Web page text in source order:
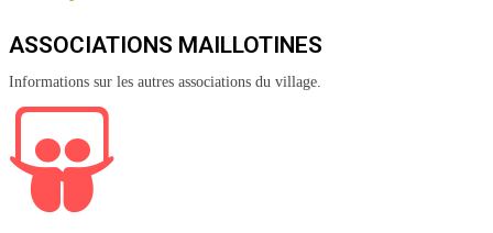
ASSOCIATIONS MAILLOTINES
Informations sur les autres associations du village.